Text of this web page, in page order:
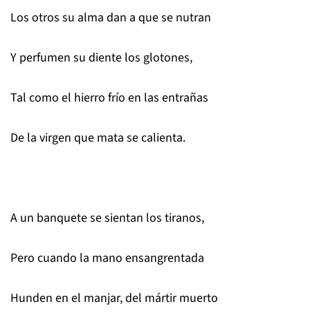
Los otros su alma dan a que se nutran
Y perfumen su diente los glotones,
Tal como el hierro frío en las entrañas
De la virgen que mata se calienta.
A un banquete se sientan los tiranos,
Pero cuando la mano ensangrentada
Hunden en el manjar, del mártir muerto